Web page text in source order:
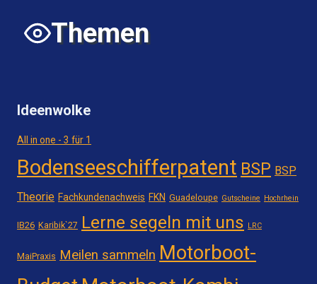
Themen
Ideenwolke
All in one - 3 für 1
Bodenseeschifferpatent BSP BSP
Theorie Fachkundenachweis FKN Guadeloupe Gutscheine Hochrhein
IB26 Karibik`27 Lerne segeln mit uns LRC
MaiPraxis Meilen sammeln Motorboot-